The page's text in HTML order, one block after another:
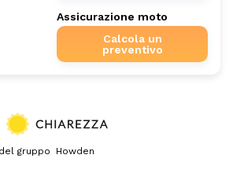
Assicurazione moto
Calcola un
preventivo
gruppo Howden